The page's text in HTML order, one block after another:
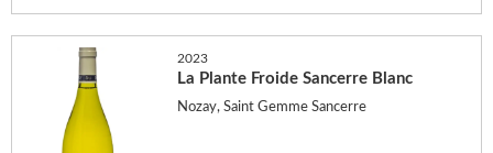
2023
La Plante Froide Sancerre Blanc
Nozay, Saint Gemme Sancerre